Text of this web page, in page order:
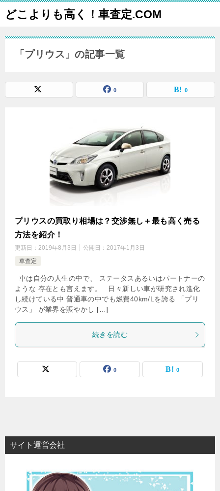
どこよりも高く！車査定.COM
「プリウス」の記事一覧
0 0
プリウスの買取り相場は？交渉無し＋最も高く売る
方法を紹介！
更新日： 2019年8月3日 公開日： 2017年1月3日
車査定
車は自分の人生の中で、 ステータスあるいはパートナーの
ような 存在とも言えます。 日々新しい車が研究され進化
し続けている中 普通車の中でも燃費40km/Lを誇る 「プリ
ウス」 が業界を賑やかし […]
続きを読む
0 0
サイト運営会社